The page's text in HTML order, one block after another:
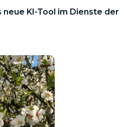
KI-Tool im Dienste der